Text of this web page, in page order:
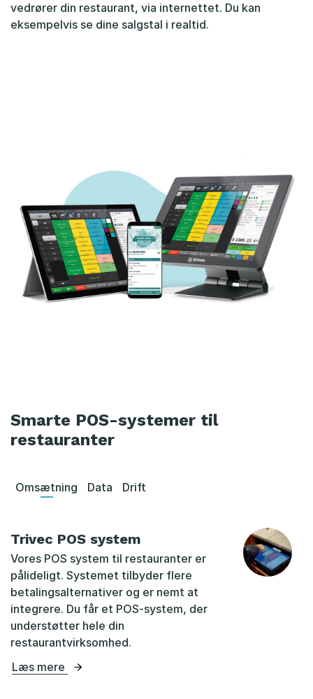
vedrører din restaurant, via internettet. Du kan
eksempelvis se dine salgstal i realtid.
Smarte POS-systemer til
restauranter
Omsætning Data Drift
Trivec POS system
Vores POS system til restauranter er
pålideligt. Systemet tilbyder flere
betalingsalternativer og er nemt at
integrere. Du får et POS-system, der
understøtter hele din
restaurantvirksomhed.
Læs mere